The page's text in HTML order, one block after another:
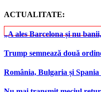
ACTUALITATE:
„A ales Barcelona și nu
Trump semnează două
România, Bulgaria și